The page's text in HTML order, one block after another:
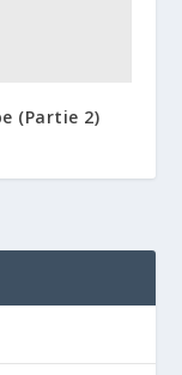
(Partie 2)